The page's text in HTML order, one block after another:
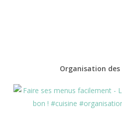
Organisation